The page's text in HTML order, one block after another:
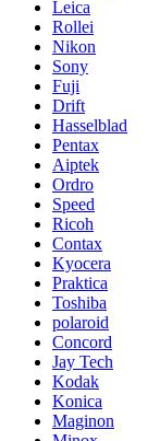
Leica
Rollei
Nikon
Sony
Fuji
Drift
Hasselblad
Pentax
Aiptek
Ordro
Speed
Ricoh
Contax
Kyocera
Praktica
Toshiba
polaroid
Concord
Jay Tech
Kodak
Konica
Maginon